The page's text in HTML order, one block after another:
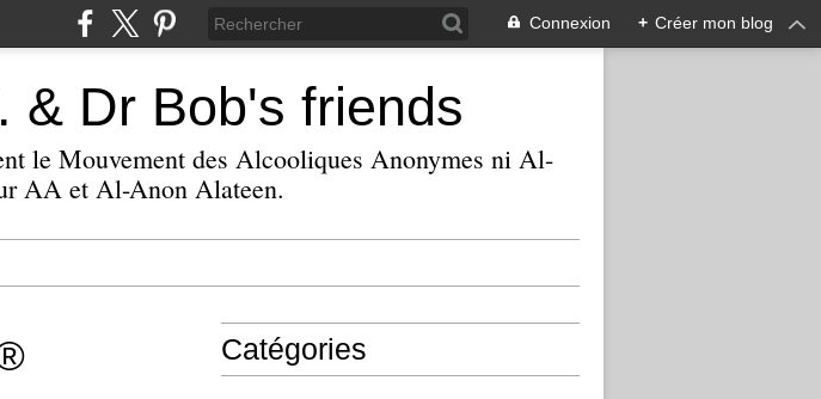
Connexion + Créer mon blog
& Dr Bob's friends
le Mouvement des Alcooliques Anonymes ni Al-
AA et Al-Anon Alateen.
Catégories